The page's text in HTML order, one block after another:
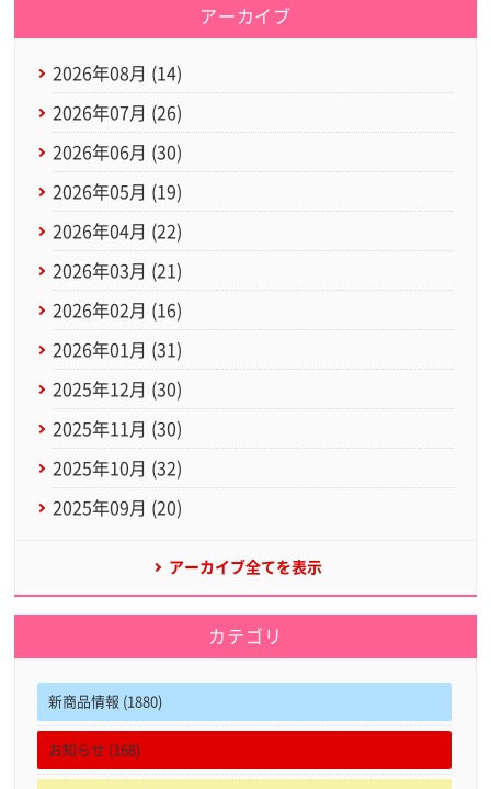
アーカイブ
2026年08月 (14)
2026年07月 (26)
2026年06月 (30)
2026年05月 (19)
2026年04月 (22)
2026年03月 (21)
2026年02月 (16)
2026年01月 (31)
2025年12月 (30)
2025年11月 (30)
2025年10月 (32)
2025年09月 (20)
アーカイブ全てを表示
カテゴリ
新商品情報 (1880)
お知らせ (168)